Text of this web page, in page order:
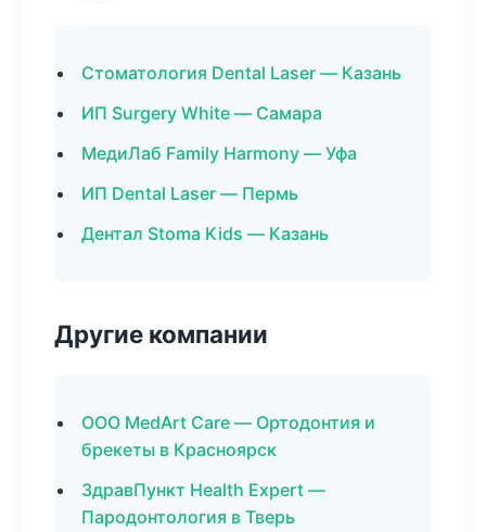
Стоматология Dental Laser — Казань
ИП Surgery White — Самара
МедиЛаб Family Harmony — Уфа
ИП Dental Laser — Пермь
Дентал Stoma Kids — Казань
Другие компании
ООО MedArt Care — Ортодонтия и
брекеты в Красноярск
ЗдравПункт Health Expert —
Пародонтология в Тверь